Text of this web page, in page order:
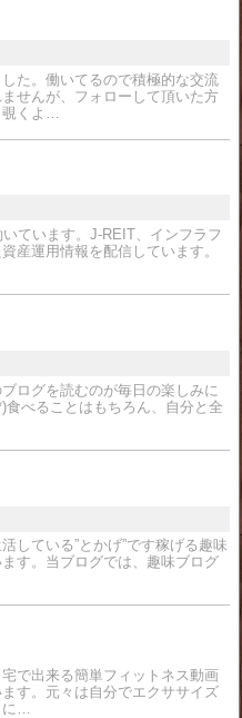
た。働いてるので積極的な交流
せんが、フォローして頂いた方
くよ…
ています。J-REIT、インフラフ
産運用情報を配信しています。
ログを読むのが毎日の楽しみに
べることはもちろん、自分と全
している”とかげ”です稼げる趣味
す。当ブログでは、趣味ブログ
で出来る簡単フィットネス動画
す。元々は自分でエクササイズ
…